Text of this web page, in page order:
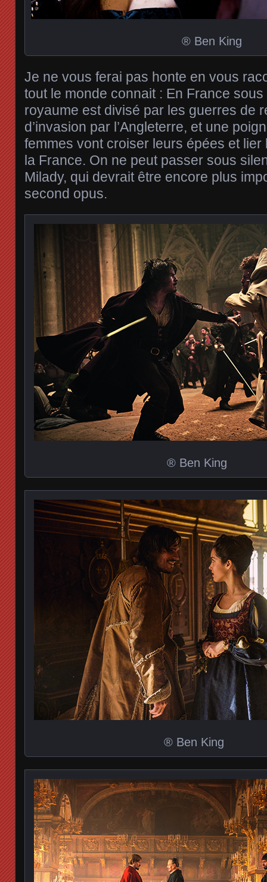
® Ben King
Je ne vous ferai pas honte en vous
tout le monde connait : En France sous
royaume est divisé par les guerres de
d’invasion par l’Angleterre, et une
femmes vont croiser leurs épées et
la France. On ne peut passer sous
Milady, qui devrait être encore plus
second opus.
® Ben King
® Ben King